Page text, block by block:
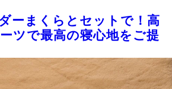
ーまくらとセットで！高
ツで最高の寝心地をご提